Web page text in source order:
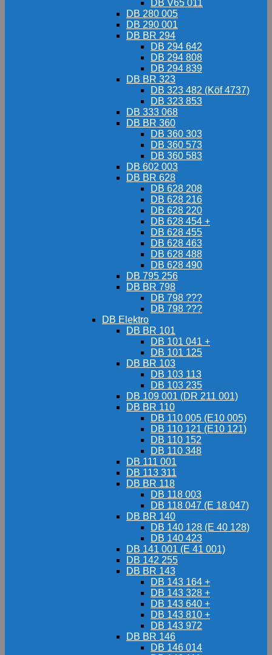
DB V65 011
DB 280 005
DB 290 001
DB BR 294
DB 294 642
DB 294 808
DB 294 839
DB BR 323
DB 323 482 (Köf 4737)
DB 323 853
DB 333 068
DB BR 360
DB 360 303
DB 360 573
DB 360 583
DB 602 003
DB BR 628
DB 628 208
DB 628 216
DB 628 220
DB 628 454 +
DB 628 455
DB 628 463
DB 628 488
DB 628 490
DB 795 256
DB BR 798
DB 798 ???
DB 798 ???
DB Elektro
DB BR 101
DB 101 041 +
DB 101 125
DB BR 103
DB 103 113
DB 103 235
DB 109 001 (DR 211 001)
DB BR 110
DB 110 005 (E10 005)
DB 110 121 (E10 121)
DB 110 152
DB 110 348
DB 111 001
DB 113 311
DB BR 118
DB 118 003
DB 118 047 (E 18 047)
DB BR 140
DB 140 128 (E 40 128)
DB 140 423
DB 141 001 (E 41 001)
DB 142 255
DB BR 143
DB 143 164 +
DB 143 328 +
DB 143 640 +
DB 143 810 +
DB 143 972
DB BR 146
DB 146 014